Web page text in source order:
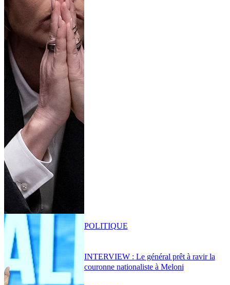
INTERVIEW : Le général prêt à ravir la
couronne nationaliste à Meloni
POLITIQUE